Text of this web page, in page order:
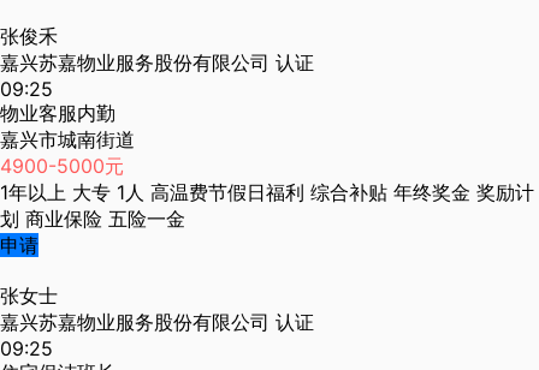
张俊禾
嘉兴苏嘉物业服务股份有限公司 认证
09:25
物业客服内勤
嘉兴市城南街道
4900-5000元
1年以上 大专 1人 高温费节假日福利 综合补贴 年终奖金 奖励计
划 商业保险 五险一金
申请
张女士
嘉兴苏嘉物业服务股份有限公司 认证
09:25